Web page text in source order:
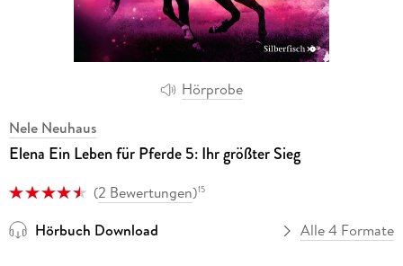
Hörprobe
Nele Neuhaus
Elena Ein Leben für Pferde 5: Ihr größter Sieg
(2 Bewertungen)15
Hörbuch Download Alle 4 Formate